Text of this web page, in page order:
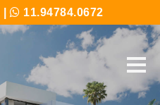
11.94784.0672